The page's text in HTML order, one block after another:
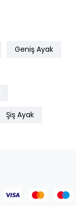
Geniş Ayak
Şiş Ayak